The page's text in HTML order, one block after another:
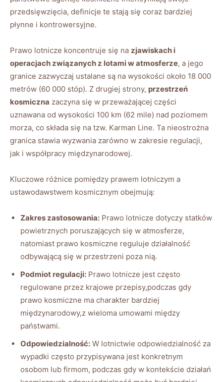
przedsięwzięcia, definicje te stają się coraz bardziej
płynne i kontrowersyjne.
Prawo lotnicze koncentruje się na zjawiskach i
operacjach związanych z lotami w atmosferze, a jego
granice zazwyczaj ustalane są na wysokości około 18 000
metrów (60 000 stóp). Z drugiej strony, przestrzeń
kosmiczna zaczyna się w przeważającej części
uznawana od wysokości 100 km (62 mile) nad poziomem
morza, co składa się na tzw. Karman Line. Ta nieostrożna
granica stawia wyzwania zarówno w zakresie regulacji,
jak i współpracy międzynarodowej.
Kluczowe różnice pomiędzy prawem lotniczym a
ustawodawstwem kosmicznym obejmują:
Zakres zastosowania: Prawo lotnicze dotyczy statków
powietrznych poruszających się w atmosferze,
natomiast prawo kosmiczne reguluje działalność
odbywającą się w przestrzeni poza nią.
Podmiot regulacji: Prawo lotnicze jest często
regulowane przez krajowe przepisy,podczas gdy
prawo kosmiczne ma charakter bardziej
międzynarodowy,z wieloma umowami między
państwami.
Odpowiedzialność: W lotnictwie odpowiedzialność za
wypadki często przypisywana jest konkretnym
osobom lub firmom, podczas gdy w kontekście działań